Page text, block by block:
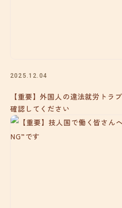
2025.12.04
【重要】外国人の違法就労ト
確認してください